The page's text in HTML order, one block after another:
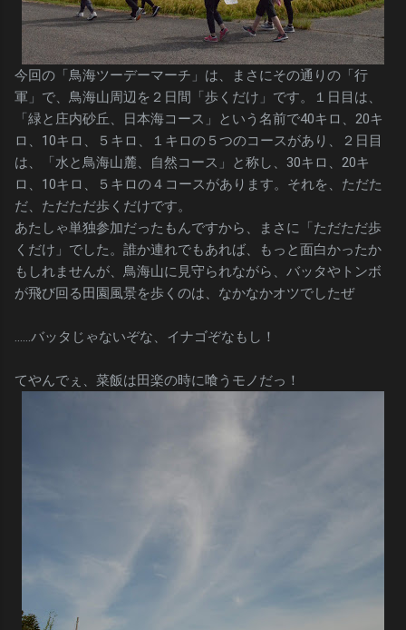
今回の「鳥海ツーデーマーチ」は、まさにその通りの「行
軍」で、鳥海山周辺を２日間「歩くだけ」です。１日目は、
「緑と庄内砂丘、日本海コース」という名前で40キロ、20キ
ロ、10キロ、５キロ、１キロの５つのコースがあり、２日目
は、「水と鳥海山麓、自然コース」と称し、30キロ、20キ
ロ、10キロ、５キロの４コースがあります。それを、ただた
だ、ただただ歩くだけです。
あたしゃ単独参加だったもんですから、まさに「ただただ歩
くだけ」でした。誰か連れでもあれば、もっと面白かったか
もしれませんが、鳥海山に見守られながら、バッタやトンボ
が飛び回る田園風景を歩くのは、なかなかオツでしたぜ
……バッタじゃないぞな、イナゴぞなもし！
てやんでぇ、菜飯は田楽の時に喰うモノだっ！